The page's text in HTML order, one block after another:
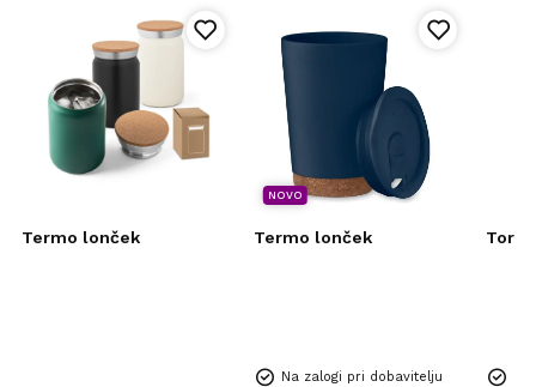
Termo lonček
NOVO
Termo lonček
Na zalogi pri dobavitelju